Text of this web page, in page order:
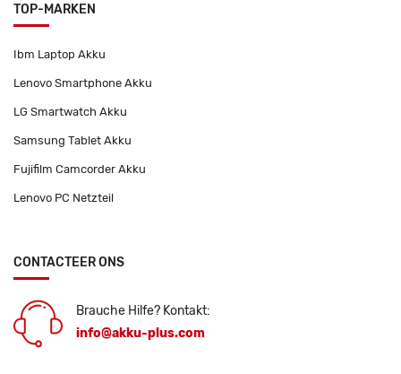
TOP-MARKEN
Ibm Laptop Akku
Lenovo Smartphone Akku
LG Smartwatch Akku
Samsung Tablet Akku
Fujifilm Camcorder Akku
Lenovo PC Netzteil
CONTACTEER ONS
Brauche Hilfe? Kontakt:
info@akku-plus.com